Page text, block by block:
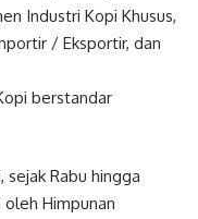
Industri Kopi Khusus,
/ Eksportir, dan
berstandar
Rabu hingga
Himpunan